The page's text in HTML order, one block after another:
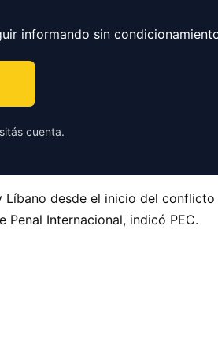
informando sin
cuenta.
Líbano desde el inicio del
Internacional, indicó PEC.